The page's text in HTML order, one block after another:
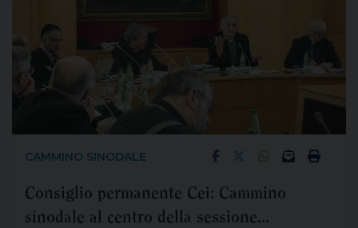
CAMMINO SINODALE
Consiglio permanente Cei: Cammino
sinodale al centro della sessione